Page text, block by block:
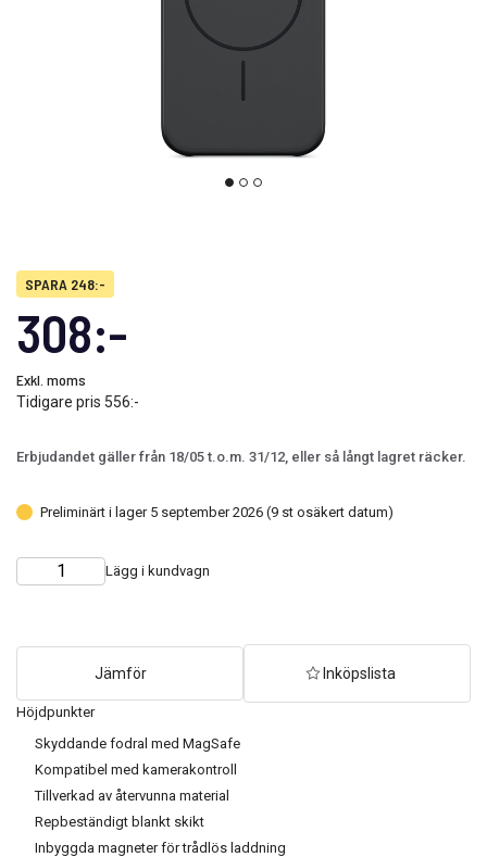
Höjdpunkter
Skyddande fodral med MagSafe
Kompatibel med kamerakontroll
Tillverkad av återvunna material
Repbeständigt blankt skikt
Inbyggda magneter för trådlös laddning
SPARA 248:-
308:-
Exkl. moms
Tidigare pris 556:-
Erbjudandet gäller från 18/05 t.o.m. 31/12, eller så långt lagret räcker.
Preliminärt i lager 5 september 2026 (9 st osäkert datum)
Choose
Quantity Lägg i kundvagn
Jämför Inköpslista